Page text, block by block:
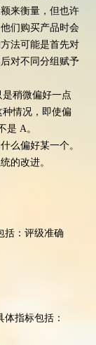
来衡量，但也许
们购买产品时会
法可能是首先对
对不同分组赋予
稍微偏好一点
情况，即使偏
是 A。
么偏好某一个。
的改进。
括：评级准确
指标包括：